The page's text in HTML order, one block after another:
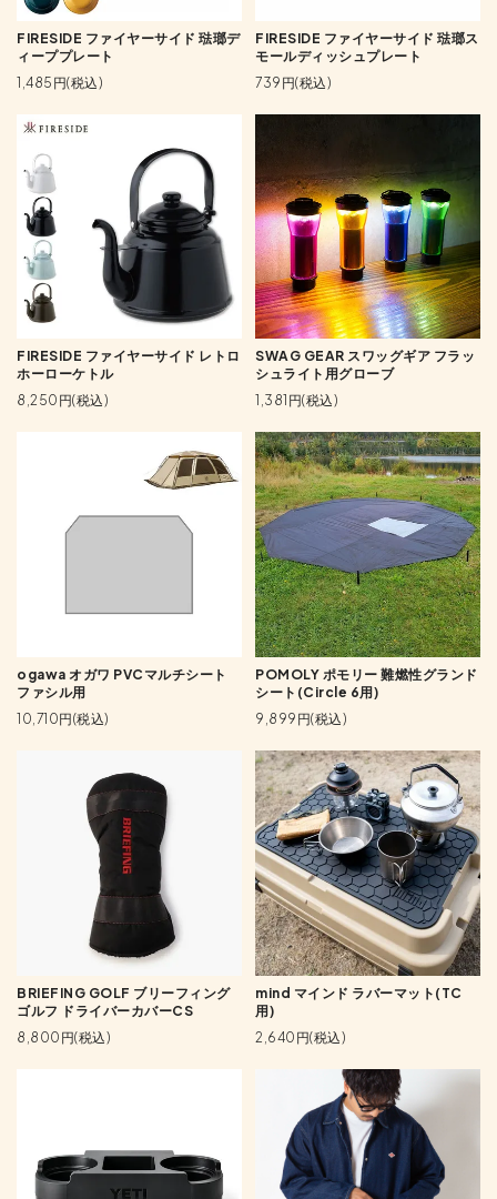
FIRESIDE ファイヤーサイド 琺瑯デ
ィーププレート
1,485円(税込)
FIRESIDE ファイヤーサイド 琺瑯ス
モールディッシュプレート
739円(税込)
FIRESIDE ファイヤーサイド レトロ
ホーローケトル
8,250円(税込)
SWAG GEAR スワッグギア フラッ
シュライト用グローブ
1,381円(税込)
ogawa オガワ PVCマルチシート
ファシル用
10,710円(税込)
POMOLY ポモリー 難燃性グランド
シート(Circle 6用)
9,899円(税込)
BRIEFING GOLF ブリーフィング
ゴルフ ドライバーカバーCS
8,800円(税込)
mind マインド ラバーマット(TC
用)
2,640円(税込)